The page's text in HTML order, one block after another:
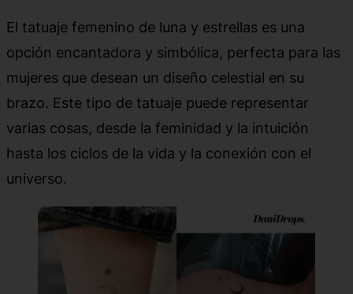
El tatuaje femenino de luna y estrellas es una
opción encantadora y simbólica, perfecta para las
mujeres que desean un diseño celestial en su
brazo. Este tipo de tatuaje puede representar
varias cosas, desde la feminidad y la intuición
hasta los ciclos de la vida y la conexión con el
universo.